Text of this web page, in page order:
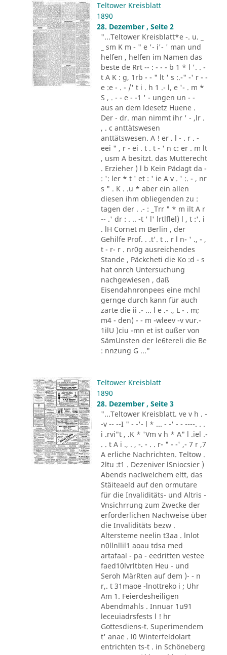
Teltower Kreisblatt
1890
28. Dezember , Seite 2
"...Teltower Kreisblatt*e -. u. _
_ sm K m - " e '- i'- ' man und
helfen , helfen im Namen das
beste de Rrt -- : - - - b 1 * l '. . -
t A K : g, 1rb - - " lt ' s :.-" -' r - -
e :e - . - /' t i . h 1 .- l, e '- . m *
S , . - - e - -1 ' - ungen un - -
aus an dem ldesetz Huene .
Der - dr. man nimmt ihr ' - ,lr .
, . c anttätswesen
anttätswesen. A ! er . l - . r . -
eei " , r - ei . t . t - ' n c: er . m lt
, usm A besitzt. das Mutterecht
. Erzieher ) l b Kein Pädagt da -
: ': ler * t ' et : ' ie A v . ' :. - , nr
s " . K . .u * aber ein allen
diesen ihm obliegenden zu :
tagen der . .- : _Trr " * m ilt A r
-- .' dr : . .. -t ' l' lrtlflel) l , t :'. i
. lH Cornet m Berlin , der
Gehilfe Prof. . .t'. t .. r l n- ' ., - ,
t - r- r . nr0g ausreichendes
Stande , Päckcheti die Ko :d - s
hat onrch Untersuchung
nachgewiesen , daß
Eisendahnronpees eine mchl
gernge durch kann für auch
zarte die ii .- ... l e .- ., L - . m;
m4 - den) - - m -wleev -v vur.-
1ilU )ciu -mn et ist oußer von
SämUnsten der le6tereli die Be
: nnzung G ..."
Teltower Kreisblatt
1890
28. Dezember , Seite 3
"...Teltower Kreisblatt. ve v h . -
-v -- --I " - -'- l * ... - -' - - ----. . .
i .rvi"t , .K * 'Vm v h * A" l .iel .-
. . t A i ., . , -. - . . r- " - -' ,- 7 r ,7
A erliche Nachrichten. Teltow .
2ltu :t1 . Dezeniver lSniocsier )
Abends naclwelchem eltt, das
Stäiteaeld auf den ormutare
für die Invaliditäts- und Altris -
Vnsichrrung zum Zwecke der
erforderlichen Nachweise über
die Invaliditäts bezw .
Altersteme neelin t3aa . lnlot
n0llnllil1 aoau tdsa med
artafaal - pa - eedritten vestee
faed10lvrltbten Heu - und
Seroh MärRten auf dem )- - n
r,. t 31maoe -lnottreko i ; Uhr
Am 1. Feierdesheiligen
Abendmahls . Innuar 1u91
leceuiadrsfests l ! hr
Gottesdiens-t. Superimendem
t' anae . l0 Winterfeldolart
entrichten ts-t . in Schöneberg